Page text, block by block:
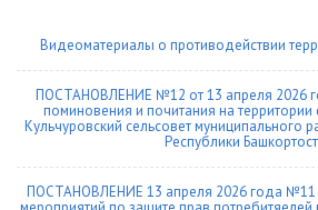
Видеоматериалы о противодействии
ПОСТАНОВЛЕНИЕ №12 от 13 апреля 2026
поминовения и почитания на территории
Кульчуровский сельсовет муниципального
Республики
ПОСТАНОВЛЕНИЕ 13 апреля 2026 года №11